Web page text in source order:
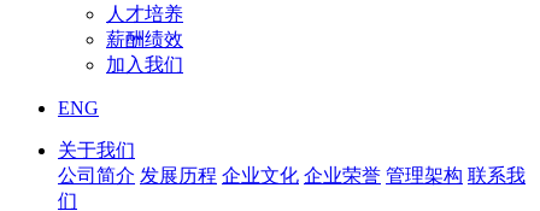
人才培养
薪酬绩效
加入我们
ENG
关于我们
公司简介 发展历程 企业文化 企业荣誉 管理架构 联系我
们